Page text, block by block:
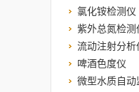
氯化铵检测仪
紫外总氮检测
流动注射分析
啤酒色度仪
微型水质自动